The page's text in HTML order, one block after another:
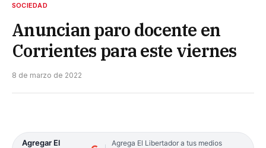
SOCIEDAD
Anuncian paro docente en
Corrientes para este viernes
8 de marzo de 2022
Agregar El
Agrega El Libertador a tus medios